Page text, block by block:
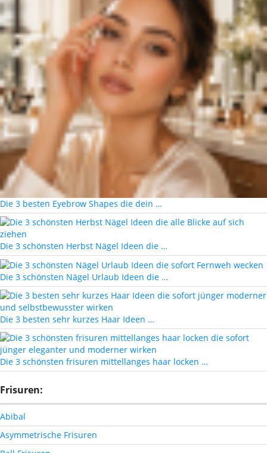
Die 3 besten Eyebrow Shapes die dein …
Die 3 schönsten Herbst Nägel Ideen die …
Die 3 schönsten Nägel Urlaub Ideen die …
Die 3 besten sehr kurzes Haar Ideen …
Die 3 schönsten frisuren mittellanges haar locken …
Frisuren:
Abibal
Asymmetrische Frisuren